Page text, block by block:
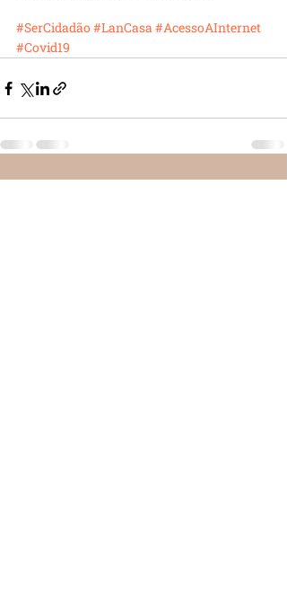
#SerCidadão#LanCasa#AcessoAInternet
#Covid19